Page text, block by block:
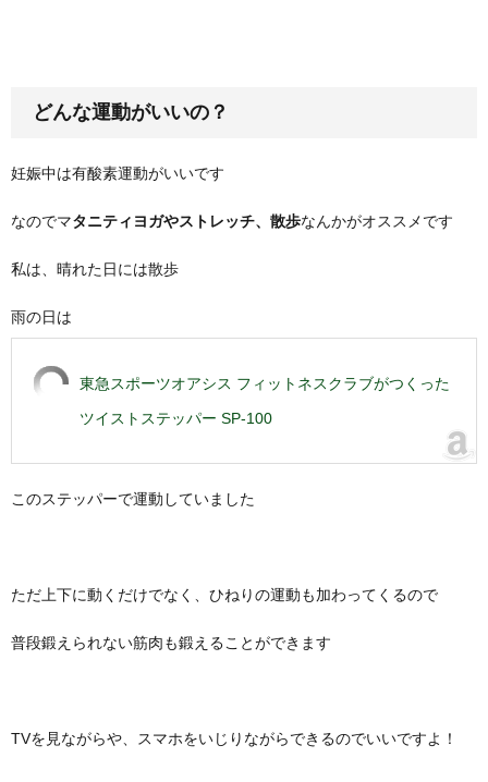
どんな運動がいいの？
妊娠中は有酸素運動がいいです
なのでマタニティヨガやストレッチ、散歩なんかがオススメです
私は、晴れた日には散歩
雨の日は
東急スポーツオアシス フィットネスクラブがつくった
ツイストステッパー SP-100
このステッパーで運動していました
ただ上下に動くだけでなく、ひねりの運動も加わってくるので
普段鍛えられない筋肉も鍛えることができます
TVを見ながらや、スマホをいじりながらできるのでいいですよ！